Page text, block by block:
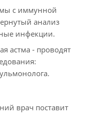
с иммунной
анализ
инфекции.
астма - проводят
врач поставит